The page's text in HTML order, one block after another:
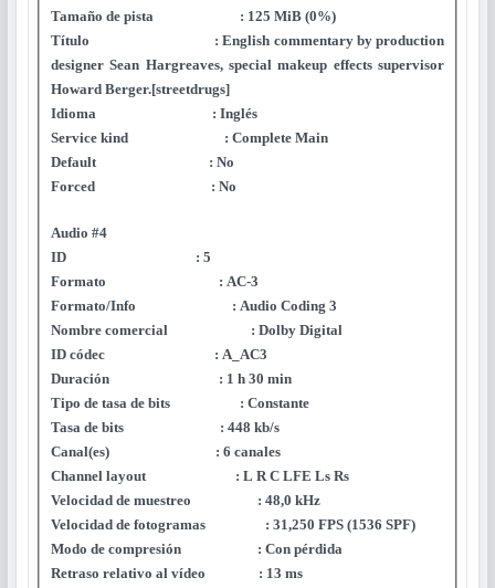
Tamaño de pista : 125 MiB (0%)
Título : English commentary by production
designer Sean Hargreaves, special makeup effects supervisor
Howard Berger.[streetdrugs]
Idioma : Inglés
Service kind : Complete Main
Default : No
Forced : No
Audio #4
ID : 5
Formato : AC-3
Formato/Info : Audio Coding 3
Nombre comercial : Dolby Digital
ID códec : A_AC3
Duración : 1 h 30 min
Tipo de tasa de bits : Constante
Tasa de bits : 448 kb/s
Canal(es) : 6 canales
Channel layout : L R C LFE Ls Rs
Velocidad de muestreo : 48,0 kHz
Velocidad de fotogramas : 31,250 FPS (1536 SPF)
Modo de compresión : Con pérdida
Retraso relativo al vídeo : 13 ms